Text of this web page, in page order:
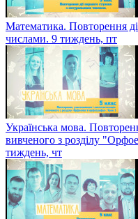
Математика. Повторення
числами. 9 тиждень, пт
Українська мова.
вивченого з розділу
тиждень, чт